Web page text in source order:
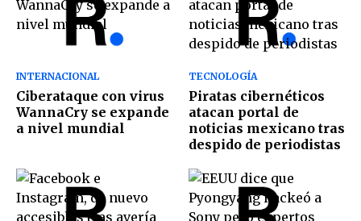
INTERNACIONAL
Ciberataque con virus
WannaCry se expande
a nivel mundial
TECNOLOGÍA
Piratas cibernéticos
atacan portal de
noticias mexicano tras
despido de periodistas